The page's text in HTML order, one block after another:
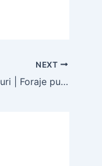
NEXT
Sistem de forat puturi | Foraje puturi eficiente